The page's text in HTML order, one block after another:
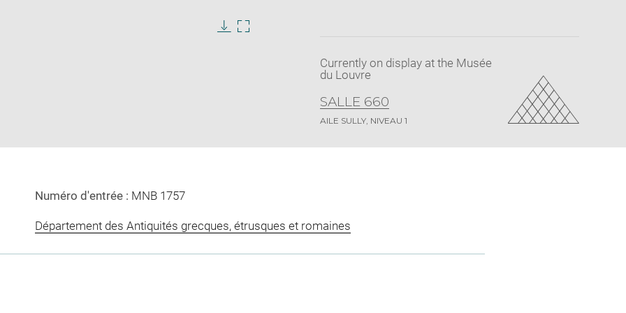
Currently on display at the Musée
du Louvre
SALLE 660
AILE SULLY, NIVEAU 1
Numéro d'entrée : MNB 1757
Département des Antiquités grecques, étrusques et romaines